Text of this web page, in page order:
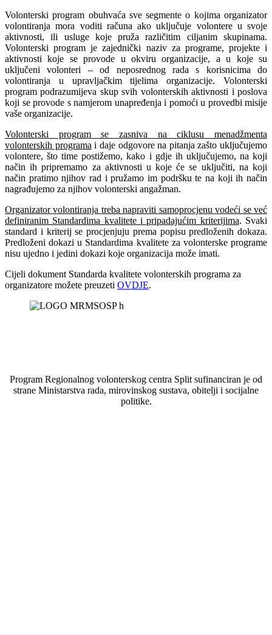
Volonterski program obuhvaća sve segmente o kojima organizator
volontiranja mora voditi računa ako uključuje volontere u svoje
aktivnosti, ili usluge koje pruža različitim ciljanim skupinama.
Volonterski program je zajednički naziv za programe, projekte i
aktivnosti koje se provode u okviru organizacije, a u koje su
uključeni volonteri – od neposrednog rada s korisnicima do
volontiranja u upravljačkim tijelima organizacije. Volonterski
program podrazumijeva skup svih volonterskih aktivnosti i poslova
koji se provode s namjerom unapređenja i pomoći u provedbi misije
vaše organizacije.
Volonterski program se zasniva na ciklusu menadžmenta
volonterskih programa i daje odgovore na pitanja zašto uključujemo
volontere, što time postižemo, kako i gdje ih uključujemo, na koji
način ih pripremamo za aktivnosti u koje će se uključiti, na koji
način pratimo njihov rad i pružamo im podršku te na koji ih način
nagrađujemo za njihov volonterski angažman.
Organizator volontiranja treba napraviti samoprocjenu vodeći se već
definiranim Standardima kvalitete i pripadajućim kriterijima. Svaki
standard i kriterij se procjenjuju prema popisu predloženih dokaza.
Predloženi dokazi u Standardima kvalitete za volonterske programe
nisu ujedno i jedini dokazi koje organizacija može imati.
Cijeli dokument Standarda kvalitete volonterskih programa za
organizatore možete preuzeti OVDJE.
Program Regionalnog volonterskog centra Split sufinanciran je od
strane Ministarstva rada, mirovinskog sustava, obitelji i socijalne
politike.